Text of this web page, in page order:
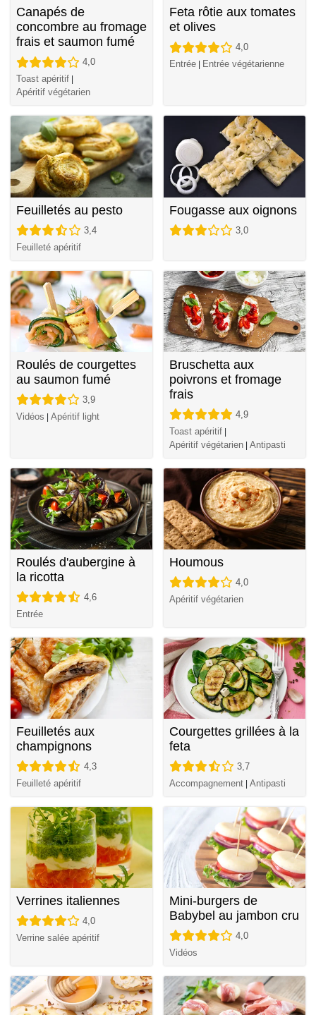
Canapés de
concombre au fromage
frais et saumon fumé
4,0
Toast apéritif
Apéritif végétarien
Feta rôtie aux tomates
et olives
4,0
Entrée
Entrée végétarienne
Feuilletés au pesto
3,4
Feuilleté apéritif
Fougasse aux oignons
3,0
Roulés de courgettes
au saumon fumé
3,9
Vidéos | Apéritif light
Bruschetta aux
poivrons et fromage
frais
4,9
Toast apéritif |
Apéritif végétarien | Antipasti
Roulés d'aubergine à
la ricotta
4,6
Entrée
Houmous
4,0
Apéritif végétarien
Feuilletés aux
champignons
4,3
Feuilleté apéritif
Courgettes grillées à la
feta
3,7
Accompagnement | Antipasti
Verrines italiennes
4,0
Verrine salée apéritif
Mini-burgers de
Babybel au jambon cru
4,0
Vidéos